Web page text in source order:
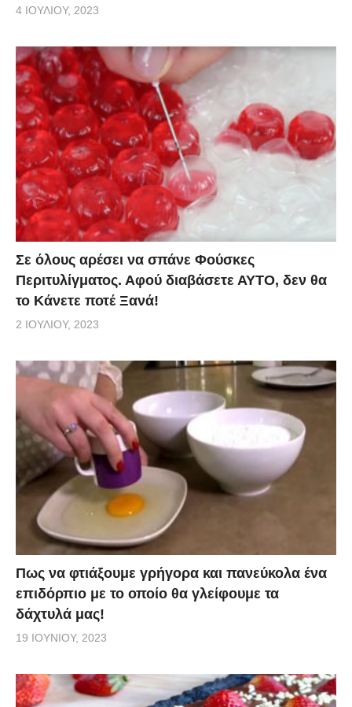
4 ΙΟΥΛΊΟΥ, 2023
Σε όλους αρέσει να σπάνε Φούσκες
Περιτυλίγματος. Αφού διαβάσετε ΑΥΤΟ, δεν θα
το Κάνετε ποτέ Ξανά!
2 ΙΟΥΛΊΟΥ, 2023
Πως να φτιάξουμε γρήγορα και πανεύκολα ένα
επιδόρπιο με το οποίο θα γλείφουμε τα
δάχτυλά μας!
19 ΙΟΥΝΊΟΥ, 2023